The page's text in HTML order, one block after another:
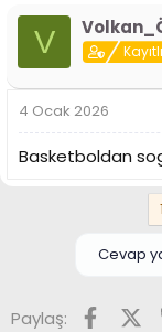
p
l
:
V
4 Ocak 2026
Basketboldan
Cevap
Paylaş: